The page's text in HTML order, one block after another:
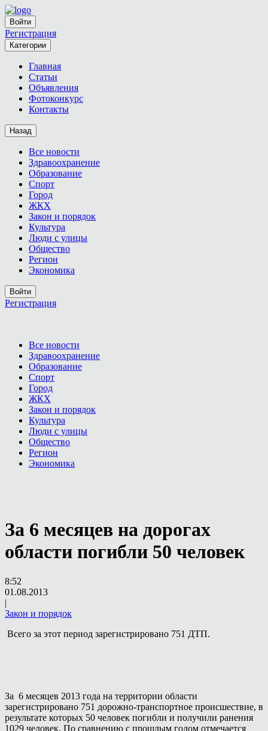
Войти
Регистрация
Категории
Главная
Статьи
Объявления
Фотоконкурс
Контакты
Назад
Все новости
Здравоохранение
Образование
Спорт
Город
ЖКХ
Закон и порядок
Культура
Люди с улицы
Общество
Регион
Экономика
Войти
Регистрация
Все новости
Здравоохранение
Образование
Спорт
Город
ЖКХ
Закон и порядок
Культура
Люди с улицы
Общество
Регион
Экономика
За 6 месяцев на дорогах
области погибли 50 человек
8:52
01.08.2013
|
Закон и порядок
Всего за этот период зарегистрировано 751 ДТП.
За 6 месяцев 2013 года на территории области
зарегистрировано 751 дорожно-транспортное происшествие, в
результате которых 50 человек погибли и получили ранения
1029 человек. По сравнению с прошлым годом отмечается